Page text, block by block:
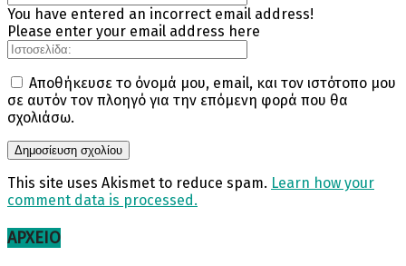
You have entered an incorrect email address!
Please enter your email address here
Αποθήκευσε το όνομά μου, email, και τον ιστότοπο μου
σε αυτόν τον πλοηγό για την επόμενη φορά που θα
σχολιάσω.
This site uses Akismet to reduce spam. Learn how your
comment data is processed.
ΑΡΧΕΊΟ